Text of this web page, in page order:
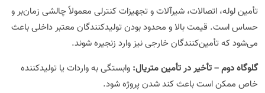
تأمین لوله، اتصالات، شیرآلات و تجهیزات کنترلی معمولاً چالشی زمان‌بر و
حساس است. قیمت بالا و محدود بودن تولیدکنندگان معتبر داخلی باعث
می‌شود که تأمین‌کنندگان خارجی نیز وارد زنجیره شوند.
گلوگاه دوم – تأخیر در تأمین متریال: وابستگی به واردات یا تولیدکننده
خاص ممکن است باعث کند شدن پروژه شود.